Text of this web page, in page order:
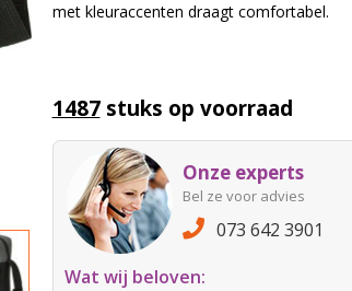
met kleuraccenten draagt comfortabel.
1487stuks op voorraad
Onze experts
Bel ze voor advies
073 642 3901
Wat wij beloven: